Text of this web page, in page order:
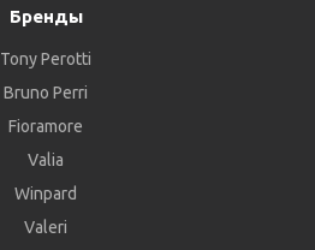
Бренды
Tony Perotti
Bruno Perri
Fioramore
Valia
Winpard
Valeri